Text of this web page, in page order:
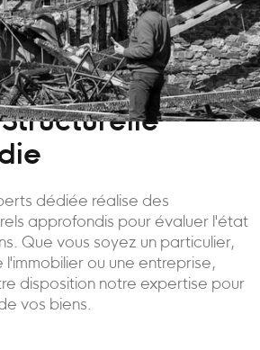
dédiée réalise des
approfondis pour évaluer l'état
Que vous soyez un particulier,
l'immobilier ou une entreprise,
disposition notre expertise pour
vos biens.